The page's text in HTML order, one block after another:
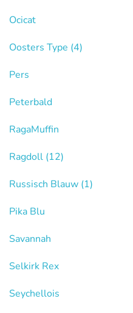
Ocicat
Oosters Type (4)
Pers
Peterbald
RagaMuffin
Ragdoll (12)
Russisch Blauw (1)
Pika Blu
Savannah
Selkirk Rex
Seychellois